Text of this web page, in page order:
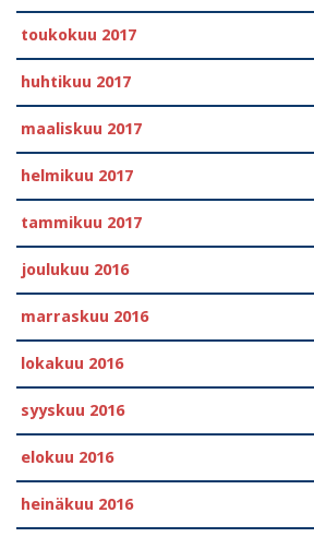
toukokuu 2017
huhtikuu 2017
maaliskuu 2017
helmikuu 2017
tammikuu 2017
joulukuu 2016
marraskuu 2016
lokakuu 2016
syyskuu 2016
elokuu 2016
heinäkuu 2016